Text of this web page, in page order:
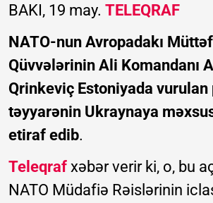
BAKI, 19 may. TELEQRAF
NATO-nun Avropadakı
Qüvvələrinin Ali Komandanı
Qrinkeviç Estoniyada
təyyarənin Ukraynaya
etiraf edib.
Teleqraf xəbər verir ki, o, bu
NATO Müdafiə Rəislərinin